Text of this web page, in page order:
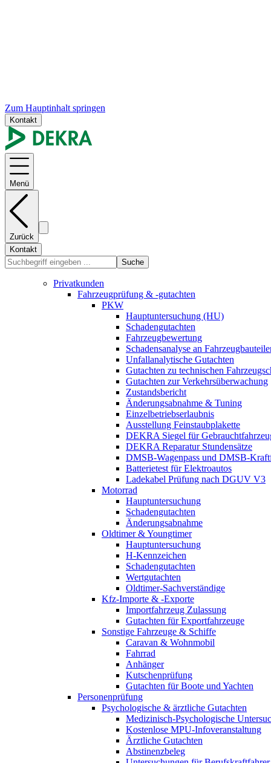
Zum Hauptinhalt springen
Kontakt
Menü
Zurück
Kontakt
Suche
Privatkunden
Fahrzeugprüfung & -gutachten
PKW
Hauptuntersuchung (HU)
Schadengutachten
Fahrzeugbewertung
Schadensanalyse an
Unfallanalytische Gutachten
Gutachten zu technischen
Gutachten zur Verkehrsüberwachung
Zustandsbericht
Änderungsabnahme & Tuning
Einzelbetriebserlaubnis
Ausstellung Feinstaubplakette
DEKRA Siegel für
DEKRA Reparatur Stundensätze
DMSB-Wagenpass und DMSB-
Batterietest für Elektroautos
Ladekabel Prüfung nach DGUV V3
Motorrad
Hauptuntersuchung
Schadengutachten
Änderungsabnahme
Oldtimer & Youngtimer
Hauptuntersuchung
H-Kennzeichen
Schadengutachten
Wertgutachten
Oldtimer-Sachverständige
Kfz-Importe & -Exporte
Importfahrzeug Zulassung
Gutachten für Exportfahrzeuge
Sonstige Fahrzeuge & Schiffe
Caravan & Wohnmobil
Fahrrad
Anhänger
Kutschenprüfung
Gutachten für Boote und Yachten
Personenprüfung
Psychologische & ärztliche Gutachten
Medizinisch-Psychologische
Kostenlose MPU-Infoveranstaltung
Ärztliche Gutachten
Abstinenzbeleg